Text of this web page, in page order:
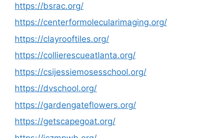
https://bsrac.org/
https://centerformolecularimaging.org/
https://clayrooftiles.org/
https://collierescueatlanta.org/
https://csijessiemosesschool.org/
https://dvschool.org/
https://gardengateflowers.org/
https://getscapegoat.org/